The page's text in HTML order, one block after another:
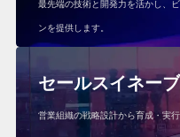
最先端の技術と開発力を活かし、
ンを提供します。
セールスイネー
営業組織の戦略設計から育成・実